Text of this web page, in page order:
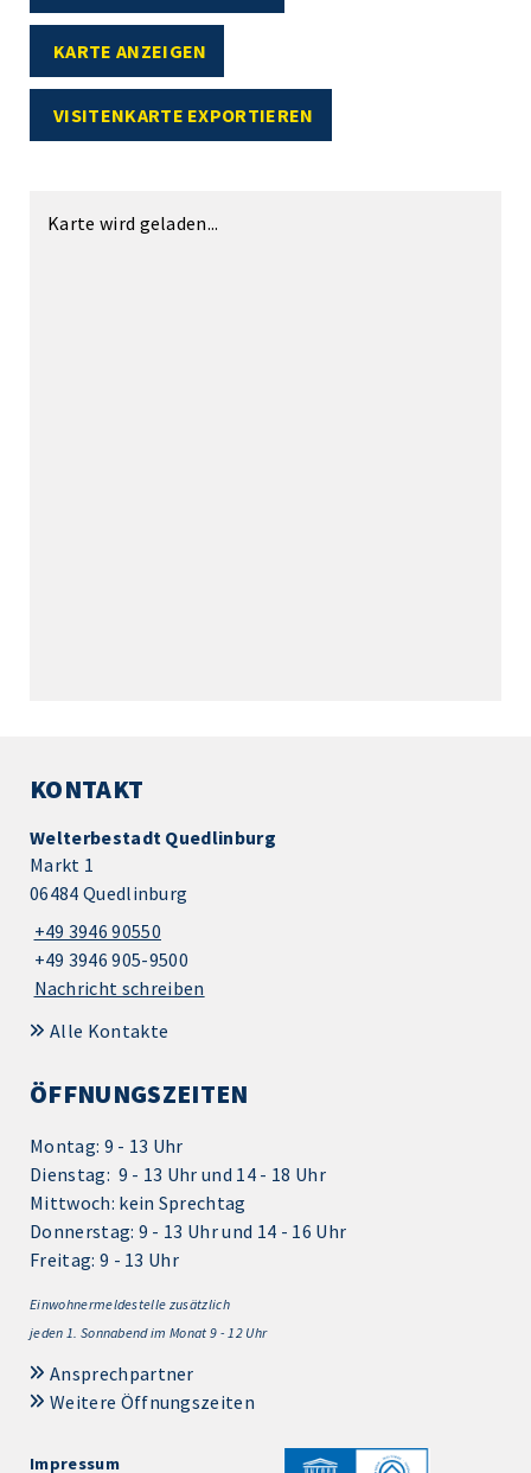
KARTE ANZEIGEN
VISITENKARTE EXPORTIEREN
Karte wird geladen...
KONTAKT
Welterbestadt Quedlinburg
Markt 1
06484 Quedlinburg
+49 3946 90550
+49 3946 905-9500
Nachricht schreiben
Alle Kontakte
ÖFFNUNGSZEITEN
Montag: 9 - 13 Uhr
Dienstag: 9 - 13 Uhr und 14 - 18 Uhr
Mittwoch: kein Sprechtag
Donnerstag: 9 - 13 Uhr und 14 - 16 Uhr
Freitag: 9 - 13 Uhr
Einwohnermeldestelle zusätzlich
jeden 1. Sonnabend im Monat 9 - 12 Uhr
Ansprechpartner
Weitere Öffnungszeiten
Impressum